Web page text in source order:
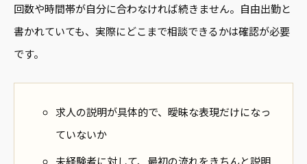
回数や時間帯が自分に合わなければ続きません。自由出勤と
書かれていても、実際にどこまで相談できるかは確認が必要
です。
求人の説明が具体的で、曖昧な表現だけになっ
ていないか
未経験者に対して、最初の流れをきちんと説明